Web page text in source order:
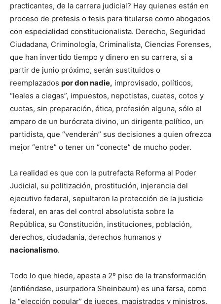
practicantes, de la carrera judicial? Hay quienes están en
proceso de pretesis o tesis para titularse como abogados
con especialidad constitucionalista. Derecho, Seguridad
Ciudadana, Criminología, Criminalista, Ciencias Forenses,
que han invertido tiempo y dinero en su carrera, si a
partir de junio próximo, serán sustituidos o
reemplazados por don nadie, improvisado, políticos,
“leales a ciegas”, impuestos, nepotistas, cuates, cotos y
cuotas, sin preparación, ética, profesión alguna, sólo el
amparo de un burócrata divino, un dirigente político, un
partidista, que “venderán” sus decisiones a quien ofrezca
mejor “entre” o tener un “conecte” de mucho poder.
La realidad es que con la putrefacta Reforma al Poder
Judicial, su politización, prostitución, injerencia del
ejecutivo federal, sepultaron la protección de la justicia
federal, en aras del control absolutista sobre la
República, su Constitución, instituciones, población,
derechos, ciudadanía, derechos humanos y
nacionalismo.
Todo lo que hiede, apesta a 2º piso de la transformación
(entiéndase, usurpadora Sheinbaum) es una farsa, como
la “elección popular” de jueces, magistrados y ministros.